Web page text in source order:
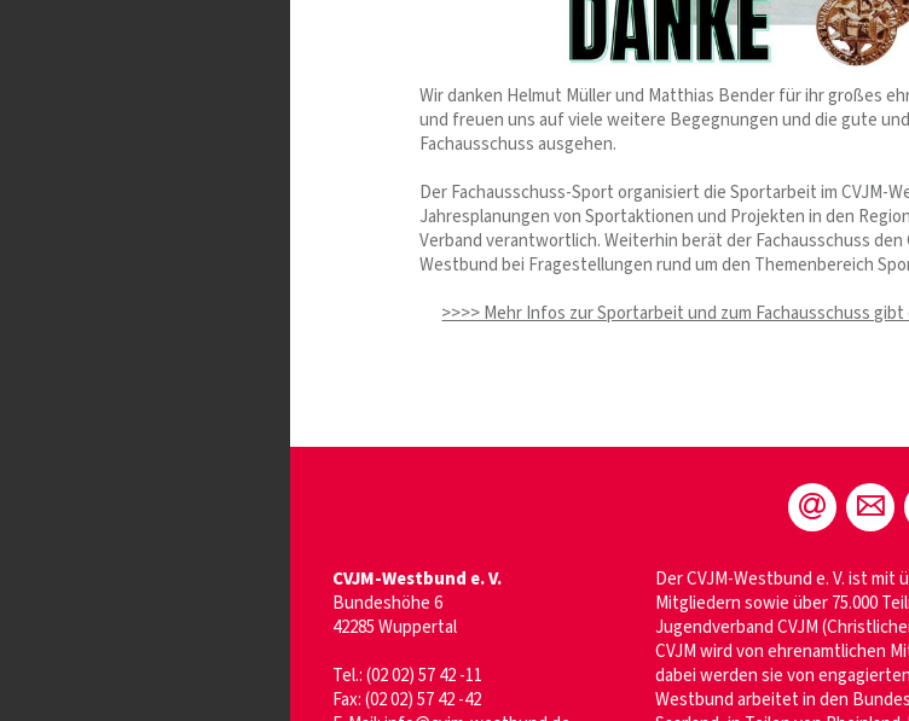
Wir danken Helmut Müller und Matthias Bender für ihr großes
und freuen uns auf viele weitere Begegnungen und die gute
Fachausschuss ausgehen.
Der Fachausschuss-Sport organisiert die Sportarbeit im CVJM-
Jahresplanungen von Sportaktionen und Projekten in den
Verband verantwortlich. Weiterhin berät der Fachausschuss den
Westbund bei Fragestellungen rund um den Themenbereich
>>>> Mehr Infos zur Sportarbeit und zum Fachausschuss
CVJM-Westbund e. V.
Bundeshöhe 6
42285 Wuppertal
Tel.: (02 02) 57 42 -11
Fax: (02 02) 57 42 -42
Der CVJM-Westbund e. V. ist mit
Mitgliedern sowie über 75.000
Jugendverband CVJM
CVJM wird von ehrenamtlichen
dabei werden sie von
Westbund arbeitet in den